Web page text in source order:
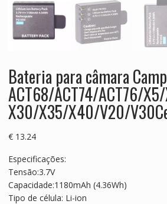
Bateria para câmara
ACT68/ACT74/ACT76/
X30/X35/X40/V20/
€13.24
Especificações:
Tensão:3.7V
Capacidade:1180mAh (4.36Wh)
Tipo de célula: Li-ion